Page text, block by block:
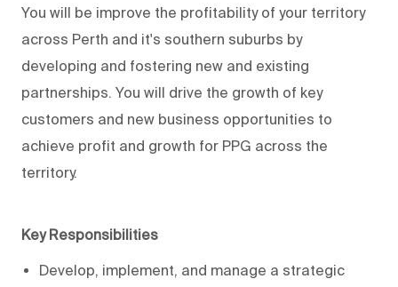
You will be improve the profitability of your territory
across Perth and it's southern suburbs by
developing and fostering new and existing
partnerships. You will drive the growth of key
customers and new business opportunities to
achieve profit and growth for PPG across the
territory.
Key Responsibilities
Develop, implement, and manage a strategic